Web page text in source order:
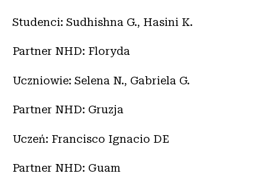
Studenci: Sudhishna G., Hasini K.
Partner NHD: Floryda
Uczniowie: Selena N., Gabriela G.
Partner NHD: Gruzja
Uczeń: Francisco Ignacio DE
Partner NHD: Guam